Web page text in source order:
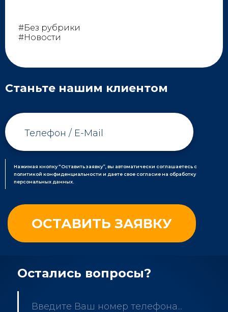
#Без рубрики
#Новости
Станьте нашим клиентом
Нажимая кнопку “Оставить заявку”, вы автоматически соглашаетесь с
политикой конфиденциальности и даете свое согласие на обработку
персональных данных.
Остались вопросы?